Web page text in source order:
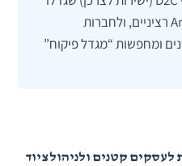
מהר מדי, לסוחרי Amazon FBA רציניים, ולחברות
ומחפשות “מגדל פיקוח”